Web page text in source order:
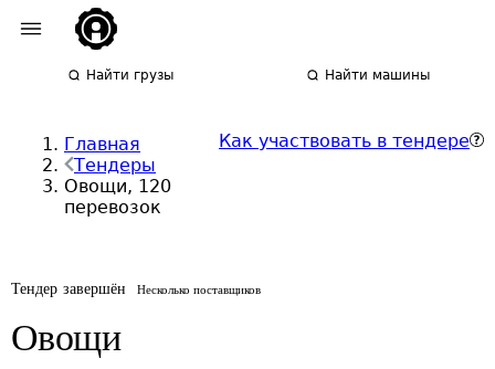
Найти грузы Найти машины
Главная
Тендеры
Овощи, 120
перевозок
Как участвовать в тендере
Тендер завершён Несколько поставщиков
Овощи